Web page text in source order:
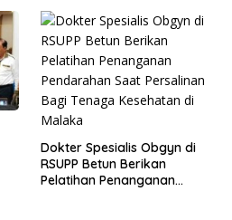
Dokter Spesialis Obgyn di
RSUPP Betun Berikan
Pelatihan Penanganan